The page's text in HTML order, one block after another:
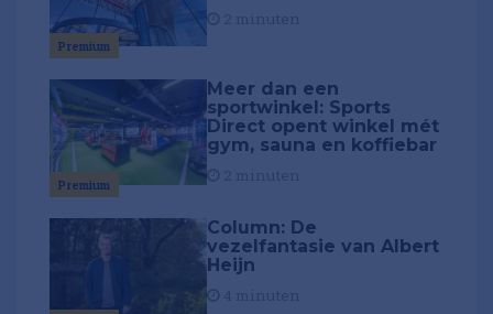
Premium
Premium
Meer dan een
sportwinkel: Sports
Direct opent winkel mét
gym, sauna en koffiebar
Column: De
vezelfantasie van Albert
Heijn